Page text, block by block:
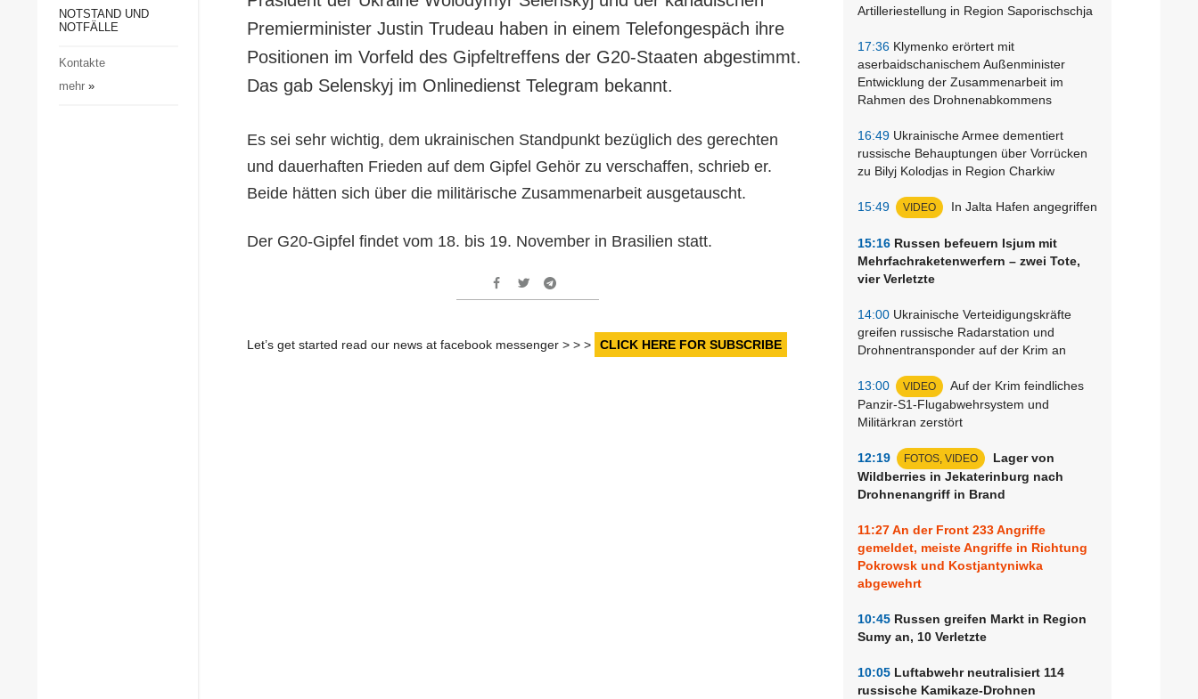
Gesellschaft und Kultur
Notstand und Notfälle
NOTSTAND UND
NOTFÄLLE
Kontakte
mehr»
Artilleriestellung in Region Saporischschja
17:36 Klymenko erörtert mit
aserbaidschanischem Außenminister
Entwicklung der Zusammenarbeit im
Rahmen des Drohnenabkommens
16:49 Ukrainische Armee dementiert
russische Behauptungen über Vorrücken
zu Bilyj Kolodjas in Region Charkiw
15:49 VIDEO In Jalta Hafen angegriffen
15:16 Russen befeuern Isjum mit
Mehrfachraketenwerfern – zwei Tote,
vier Verletzte
14:00 Ukrainische Verteidigungskräfte
greifen russische Radarstation und
Drohnentransponder auf der Krim an
13:00 VIDEO
Auf der Krim feindliches
Panzir-S1-Flugabwehrsystem und
Militärkran zerstört
12:19 FOTOS, VIDEO
Lager von
Wildberries in Jekaterinburg nach
Drohnenangriff in Brand
11:27An der Front 233 Angriffe
gemeldet, meiste Angriffe in Richtung
Pokrowsk und Kostjantyniwka
abgewehrt
10:45 Russen greifen Markt in Region
Sumy an, 10 Verletzte
10:05 Luftabwehr neutralisiert 114
russische Kamikaze-Drohnen
Premierminister Justin Trudeau haben in einem Telefongespäch ihre
Positionen im Vorfeld des Gipfeltreffens der G20-Staaten abgestimmt.
Das gab Selenskyj im Onlinedienst Telegram bekannt.
Es sei sehr wichtig, dem ukrainischen Standpunkt bezüglich des gerechten
und dauerhaften Frieden auf dem Gipfel Gehör zu verschaffen, schrieb er.
Beide hätten sich über die militärische Zusammenarbeit ausgetauscht.
Der G20-Gipfel findet vom 18. bis 19. November in Brasilien statt.
Let’s get started read our news at facebook messenger > > > CLICK HERE FOR SUBSCRIBE